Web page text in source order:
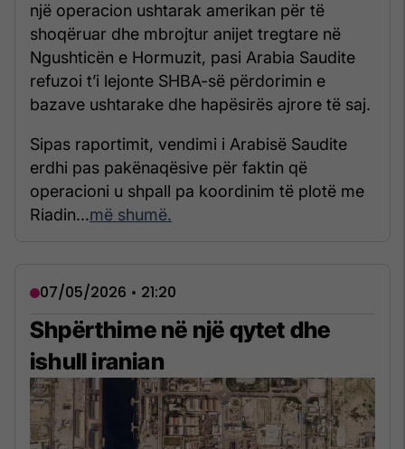
një operacion ushtarak amerikan për të
shoqëruar dhe mbrojtur anijet tregtare në
Ngushticën e Hormuzit, pasi Arabia Saudite
refuzoi t’i lejonte SHBA-së përdorimin e
bazave ushtarake dhe hapësirës ajrore të saj.
Sipas raportimit, vendimi i Arabisë Saudite
erdhi pas pakënaqësive për faktin që
operacioni u shpall pa koordinim të plotë me
Riadin...më shumë.
07/05/2026 • 21:20
Shpërthime në një qytet dhe
ishull iranian